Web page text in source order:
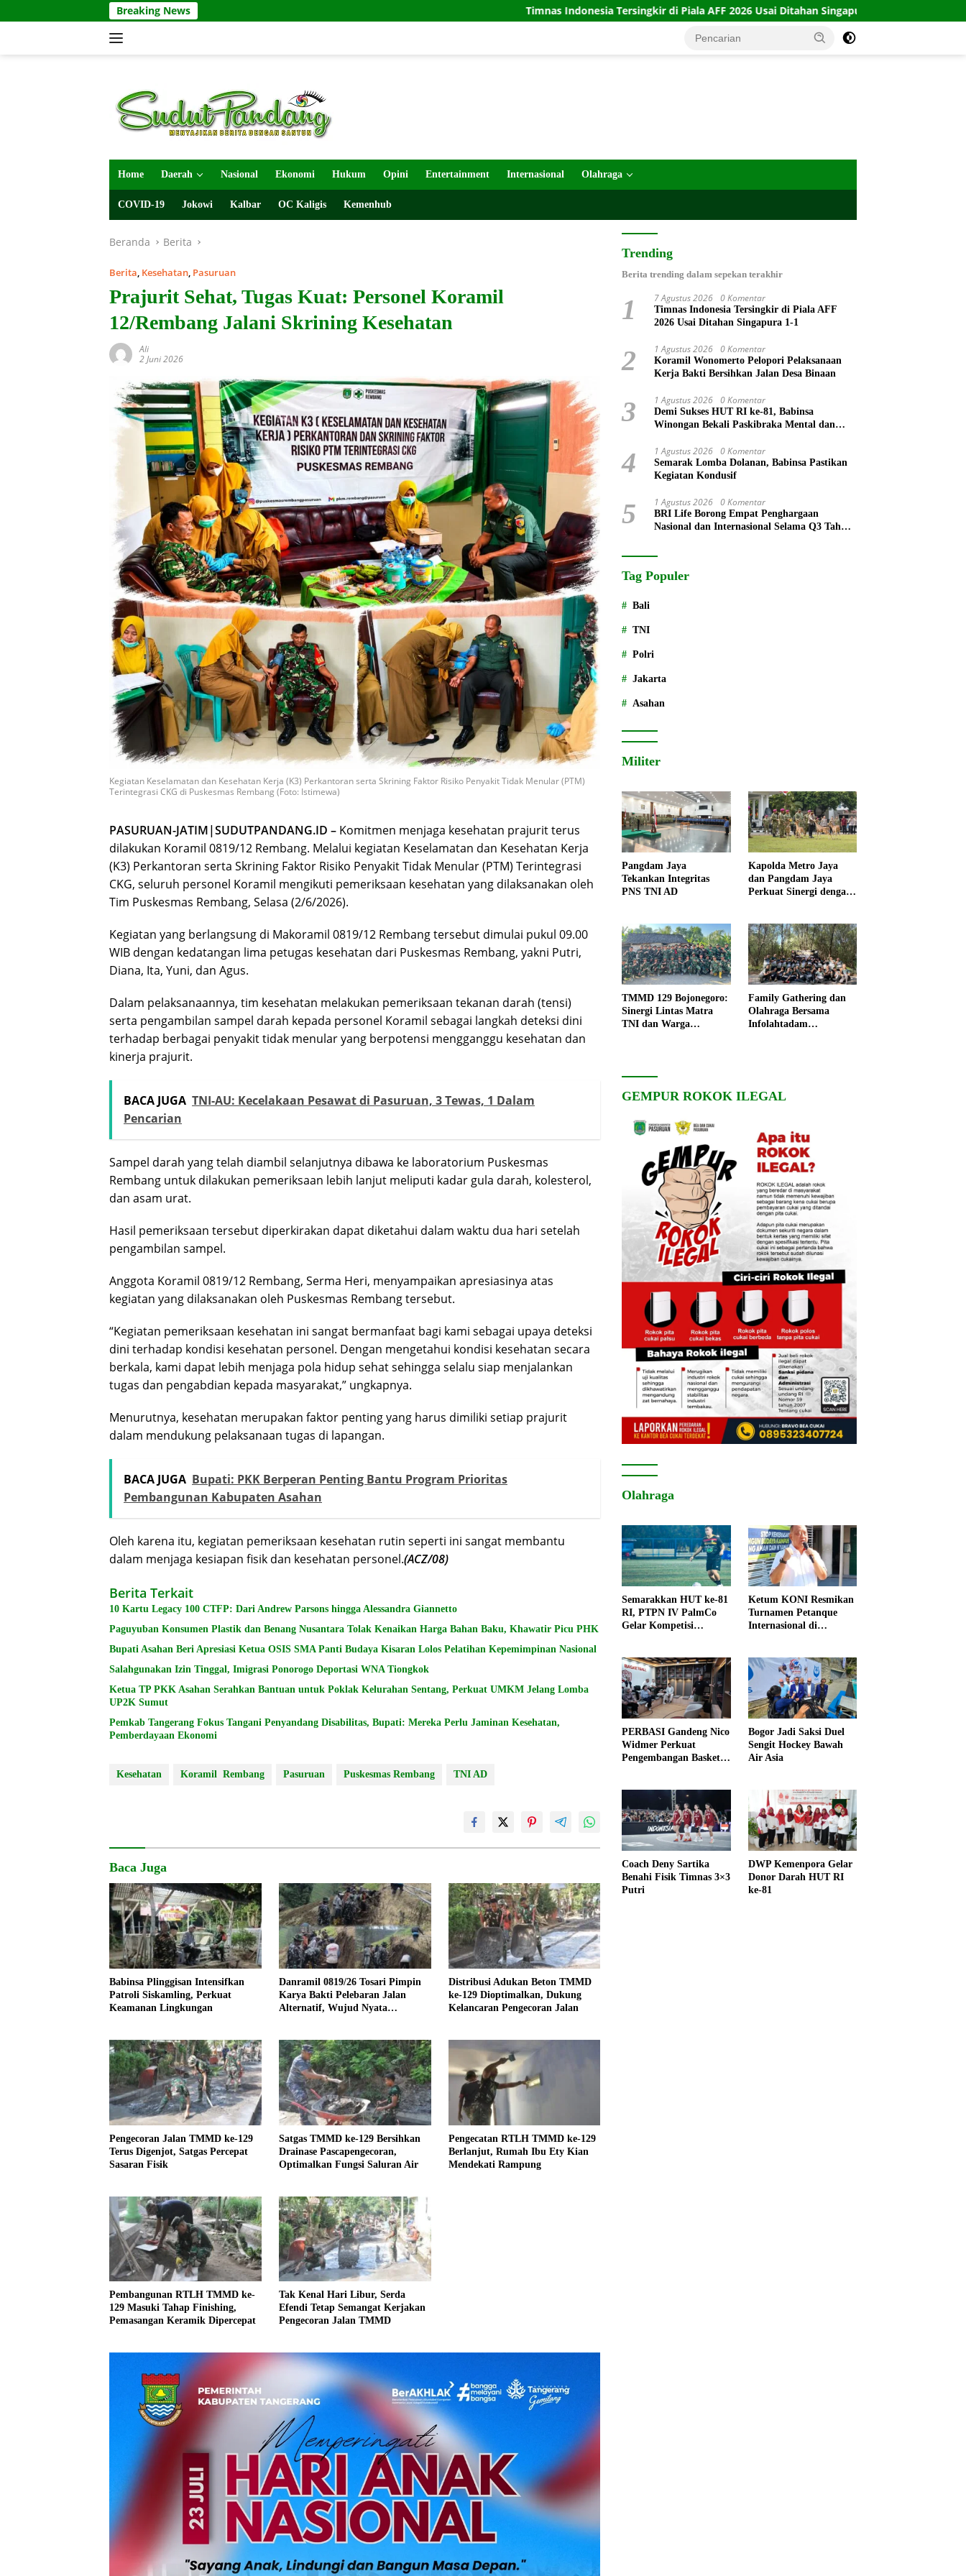
ke
Breaking News Timnas Indonesia Tersingkir di Piala AFF 2026 Usai Ditahan Singapura 1-1 10 Kartu Legacy 100
Home Daerah Nasional Ekonomi Hukum Opini Entertainment Internasional Olahraga
COVID-19 Jokowi Kalbar OC Kaligis Kemenhub
Beranda Berita
Berita, Kesehatan, Pasuruan
Prajurit Sehat, Tugas Kuat: Personel Koramil
12/Rembang Jalani Skrining Kesehatan
Ali
2 Juni 2026
Kegiatan Keselamatan dan Kesehatan Kerja (K3) Perkantoran serta Skrining Faktor Risiko Penyakit Tidak Menular (PTM)
Terintegrasi CKG di Puskesmas Rembang (Foto: Istimewa)
PASURUAN-JATIM|SUDUTPANDANG.ID – Komitmen menjaga kesehatan prajurit terus
dilakukan Koramil 0819/12 Rembang. Melalui kegiatan Keselamatan dan Kesehatan Kerja
(K3) Perkantoran serta Skrining Faktor Risiko Penyakit Tidak Menular (PTM) Terintegrasi
CKG, seluruh personel Koramil mengikuti pemeriksaan kesehatan yang dilaksanakan oleh
Tim Puskesmas Rembang, Selasa (2/6/2026).
Kegiatan yang berlangsung di Makoramil 0819/12 Rembang tersebut dimulai pukul 09.00
WIB dengan kedatangan lima petugas kesehatan dari Puskesmas Rembang, yakni Putri,
Diana, Ita, Yuni, dan Agus.
Dalam pelaksanaannya, tim kesehatan melakukan pemeriksaan tekanan darah (tensi)
serta pengambilan sampel darah kepada personel Koramil sebagai langkah deteksi dini
terhadap berbagai penyakit tidak menular yang berpotensi mengganggu kesehatan dan
kinerja prajurit.
BACA JUGA TNI-AU: Kecelakaan Pesawat di Pasuruan, 3 Tewas, 1 Dalam
Pencarian
Sampel darah yang telah diambil selanjutnya dibawa ke laboratorium Puskesmas
Rembang untuk dilakukan pemeriksaan lebih lanjut meliputi kadar gula darah, kolesterol,
dan asam urat.
Hasil pemeriksaan tersebut diperkirakan dapat diketahui dalam waktu dua hari setelah
pengambilan sampel.
Anggota Koramil 0819/12 Rembang, Serma Heri, menyampaikan apresiasinya atas
kegiatan yang dilaksanakan oleh Puskesmas Rembang tersebut.
“Kegiatan pemeriksaan kesehatan ini sangat bermanfaat bagi kami sebagai upaya deteksi
dini terhadap kondisi kesehatan personel. Dengan mengetahui kondisi kesehatan secara
berkala, kami dapat lebih menjaga pola hidup sehat sehingga selalu siap menjalankan
tugas dan pengabdian kepada masyarakat,” ungkapnya.
Menurutnya, kesehatan merupakan faktor penting yang harus dimiliki setiap prajurit
dalam mendukung pelaksanaan tugas di lapangan.
BACA JUGA Bupati: PKK Berperan Penting Bantu Program Prioritas
Pembangunan Kabupaten Asahan
Oleh karena itu, kegiatan pemeriksaan kesehatan rutin seperti ini sangat membantu
dalam menjaga kesiapan fisik dan kesehatan personel.(ACZ/08)
Berita Terkait
10 Kartu Legacy 100 CTFP: Dari Andrew Parsons hingga Alessandra Giannetto
Paguyuban Konsumen Plastik dan Benang Nusantara Tolak Kenaikan Harga Bahan Baku, Khawatir Picu PHK
Bupati Asahan Beri Apresiasi Ketua OSIS SMA Panti Budaya Kisaran Lolos Pelatihan Kepemimpinan Nasional
Salahgunakan Izin Tinggal, Imigrasi Ponorogo Deportasi WNA Tiongkok
Ketua TP PKK Asahan Serahkan Bantuan untuk Poklak Kelurahan Sentang, Perkuat UMKM Jelang Lomba
UP2K Sumut
Pemkab Tangerang Fokus Tangani Penyandang Disabilitas, Bupati: Mereka Perlu Jaminan Kesehatan,
Pemberdayaan Ekonomi
Kesehatan Koramil Rembang Pasuruan Puskesmas Rembang TNI AD
Baca Juga
Babinsa Plinggisan Intensifkan
Patroli Siskamling, Perkuat
Keamanan Lingkungan
Danramil 0819/26 Tosari Pimpin
Karya Bakti Pelebaran Jalan
Alternatif, Wujud Nyata
Distribusi Adukan Beton TMMD
ke-129 Dioptimalkan, Dukung
Kelancaran Pengecoran Jalan
Pengecoran Jalan TMMD ke-129
Terus Digenjot, Satgas Percepat
Sasaran Fisik
Satgas TMMD ke-129 Bersihkan
Drainase Pascapengecoran,
Optimalkan Fungsi Saluran Air
Pengecatan RTLH TMMD ke-129
Berlanjut, Rumah Ibu Ety Kian
Mendekati Rampung
Pembangunan RTLH TMMD ke-
129 Masuki Tahap Finishing,
Pemasangan Keramik Dipercepat
Tak Kenal Hari Libur, Serda
Efendi Tetap Semangat Kerjakan
Pengecoran Jalan TMMD
Trending
Berita trending dalam sepekan terakhir
1 7 Agustus 2026 0 Komentar
Timnas Indonesia Tersingkir di Piala AFF
2026 Usai Ditahan Singapura 1-1
2 1 Agustus 2026 0 Komentar
Koramil Wonomerto Pelopori Pelaksanaan
Kerja Bakti Bersihkan Jalan Desa Binaan
3 1 Agustus 2026 0 Komentar
Demi Sukses HUT RI ke-81, Babinsa
Winongan Bekali Paskibraka Mental dan
4 1 Agustus 2026 0 Komentar
Semarak Lomba Dolanan, Babinsa Pastikan
Kegiatan Kondusif
5 1 Agustus 2026 0 Komentar
BRI Life Borong Empat Penghargaan
Nasional dan Internasional Selama Q3 Tahun
Tag Populer
Bali
TNI
Polri
Jakarta
Asahan
Militer
Pangdam Jaya
Tekankan Integritas
PNS TNI AD
Kapolda Metro Jaya
dan Pangdam Jaya
Perkuat Sinergi dengan
TMMD 129 Bojonegoro:
Sinergi Lintas Matra
TNI dan Warga
Family Gathering dan
Olahraga Bersama
Infolahtadam
GEMPUR ROKOK ILEGAL
Olahraga
Semarakkan HUT ke-81
RI, PTPN IV PalmCo
Gelar Kompetisi
Ketum KONI Resmikan
Turnamen Petanque
Internasional di
PERBASI Gandeng Nico
Widmer Perkuat
Pengembangan Basket
Bogor Jadi Saksi Duel
Sengit Hockey Bawah
Air Asia
Coach Deny Sartika
Benahi Fisik Timnas 3×3
Putri
DWP Kemenpora Gelar
Donor Darah HUT RI
ke-81